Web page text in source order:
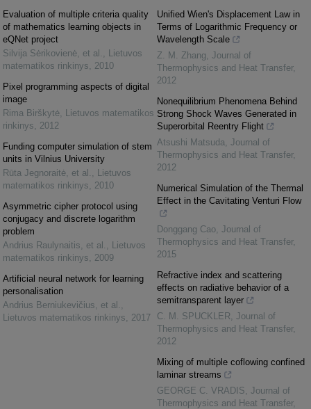
Evaluation of multiple criteria quality
of mathematics learning objects in
eQNet project
Silvija Sėrikovienė, et al. , Lietuvos
matematikos rinkinys, 2010
Pixel programming aspects of digital
image
Rima Birškytė, Lietuvos matematikos
rinkinys, 2012
Funding computer simulation of stem
units in Vilnius University
Rūta Jegnoraitė, et al. , Lietuvos
matematikos rinkinys, 2010
Asymmetric cipher protocol using
conjugacy and discrete logarithm
problem
Andrius Raulynaitis, et al. , Lietuvos
matematikos rinkinys, 2009
Artificial neural network for learning
personalisation
Andrius Berniukevičius, et al. ,
Lietuvos matematikos rinkinys, 2017
Unified Wien's Displacement Law in
Terms of Logarithmic Frequency or
Wavelength Scale
Z. M. Zhang, Journal of
Thermophysics and Heat Transfer,
2012
Nonequilibrium Phenomena Behind
Strong Shock Waves Generated in
Superorbital Reentry Flight
Atsushi Matsuda, Journal of
Thermophysics and Heat Transfer,
2012
Numerical Simulation of the Thermal
Effect in the Cavitating Venturi Flow
Donggang Cao, Journal of
Thermophysics and Heat Transfer,
2015
Refractive index and scattering
effects on radiative behavior of a
semitransparent layer
C. M. SPUCKLER, Journal of
Thermophysics and Heat Transfer,
2012
Mixing of multiple coflowing confined
laminar streams
GEORGE C. VRADIS, Journal of
Thermophysics and Heat Transfer,